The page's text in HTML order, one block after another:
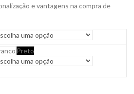
e vantagens na compra de
Preto